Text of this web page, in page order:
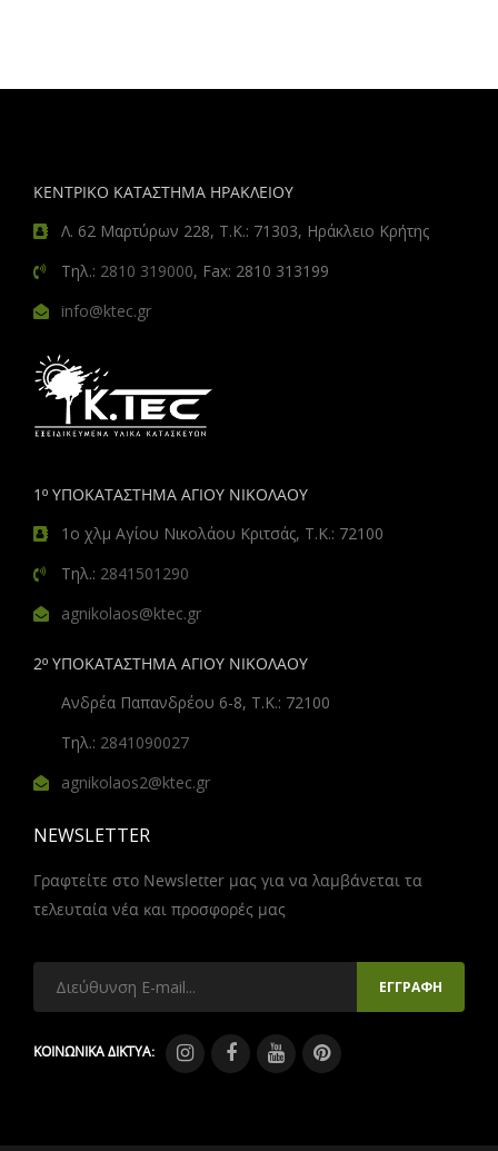
ΚΕΝΤΡΙΚΟ ΚΑΤΑΣΤΗΜΑ ΗΡΑΚΛΕΙΟΥ
Λ. 62 Μαρτύρων 228, Τ.Κ.: 71303, Ηράκλειο Κρήτης
Τηλ.: 2810 319000, Fax: 2810 313199
info@ktec.gr
1º ΥΠΟΚΑΤΑΣΤΗΜΑ ΑΓΙΟΥ ΝΙΚΟΛΑΟΥ
1ο χλμ Αγίου Νικολάου Κριτσάς, Τ.Κ.: 72100
Τηλ.: 2841501290
agnikolaos@ktec.gr
2º ΥΠΟΚΑΤΑΣΤΗΜΑ ΑΓΙΟΥ ΝΙΚΟΛΑΟΥ
Ανδρέα Παπανδρέου 6-8, Τ.Κ.: 72100
Τηλ.: 2841090027
agnikolaos2@ktec.gr
NEWSLETTER
Γραφτείτε στο Newsletter μας για να λαμβάνεται τα
τελευταία νέα και προσφορές μας
ΚΟΙΝΩΝΙΚΑ ΔΙΚΤΥΑ: